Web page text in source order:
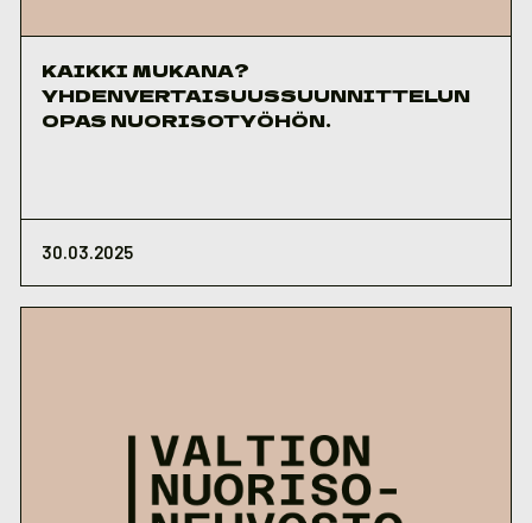
KAIKKI MUKANA?
YHDENVERTAISUUSSUUNNITTELUN
OPAS NUORISOTYÖHÖN.
30.03.2025